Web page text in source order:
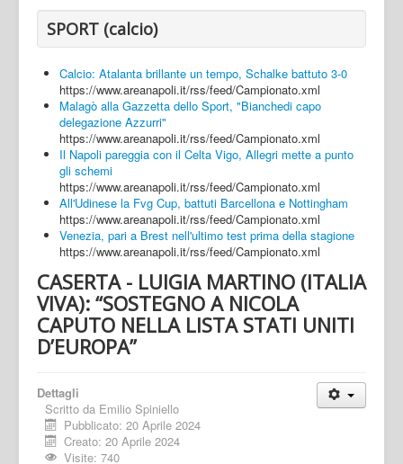
SPORT (calcio)
Calcio: Atalanta brillante un tempo, Schalke battuto 3-0
https://www.areanapoli.it/rss/feed/Campionato.xml
Malagò alla Gazzetta dello Sport, "Bianchedi capo
delegazione Azzurri"
https://www.areanapoli.it/rss/feed/Campionato.xml
Il Napoli pareggia con il Celta Vigo, Allegri mette a punto
gli schemi
https://www.areanapoli.it/rss/feed/Campionato.xml
All'Udinese la Fvg Cup, battuti Barcellona e Nottingham
https://www.areanapoli.it/rss/feed/Campionato.xml
Venezia, pari a Brest nell'ultimo test prima della stagione
https://www.areanapoli.it/rss/feed/Campionato.xml
CASERTA - LUIGIA MARTINO (ITALIA
VIVA): “SOSTEGNO A NICOLA
CAPUTO NELLA LISTA STATI UNITI
D’EUROPA”
Dettagli
Scritto da Emilio Spiniello
Pubblicato: 20 Aprile 2024
Creato: 20 Aprile 2024
Visite: 740